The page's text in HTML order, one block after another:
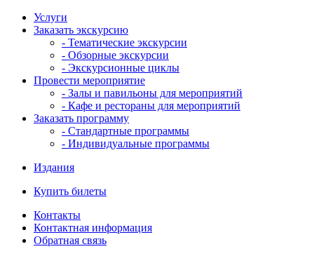
Услуги
Заказать экскурсию
- Тематические экскурсии
- Обзорные экскурсии
- Экскурсионные циклы
Провести мероприятие
- Залы и павильоны для мероприятий
- Кафе и рестораны для мероприятий
Заказать программу
- Стандартные программы
- Индивидуальные программы
Издания
Купить билеты
Контакты
Контактная информация
Обратная связь